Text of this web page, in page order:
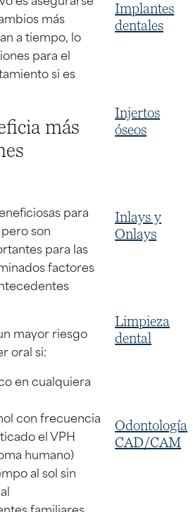
más
a tiempo, lo
para el
si es
más
para
son
para las
factores
mayor riesgo
oral si:
en cualquiera
con frecuencia
el VPH
humano)
al sol sin
Implantes
dentales
Injertos
óseos
Inlays y
Onlays
Limpieza
dental
Odontología
CAD/CAM